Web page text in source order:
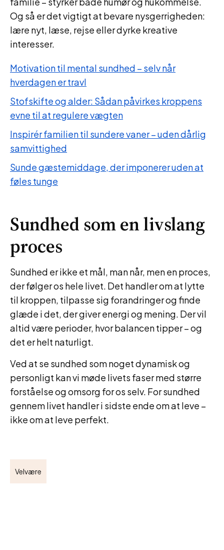
Og så er det vigtigt at bevare nysgerrigheden:
lære nyt, læse, rejse eller dyrke kreative
interesser.
Motivation til mental sundhed – selv når
hverdagen er travl
Stofskifte og alder: Sådan påvirkes kroppens
evne til at regulere vægten
Inspirér familien til sundere vaner – uden dårlig
samvittighed
Sunde gæstemiddage, der imponerer uden at
føles tunge
Sundhed som en livslang
proces
Sundhed er ikke et mål, man når, men en proces,
der følger os hele livet. Det handler om at lytte
til kroppen, tilpasse sig forandringer og finde
glæde i det, der giver energi og mening. Der vil
altid være perioder, hvor balancen tipper – og
det er helt naturligt.
Ved at se sundhed som noget dynamisk og
personligt kan vi møde livets faser med større
forståelse og omsorg for os selv. For sundhed
gennem livet handler i sidste ende om at leve –
ikke om at leve perfekt.
Velvære